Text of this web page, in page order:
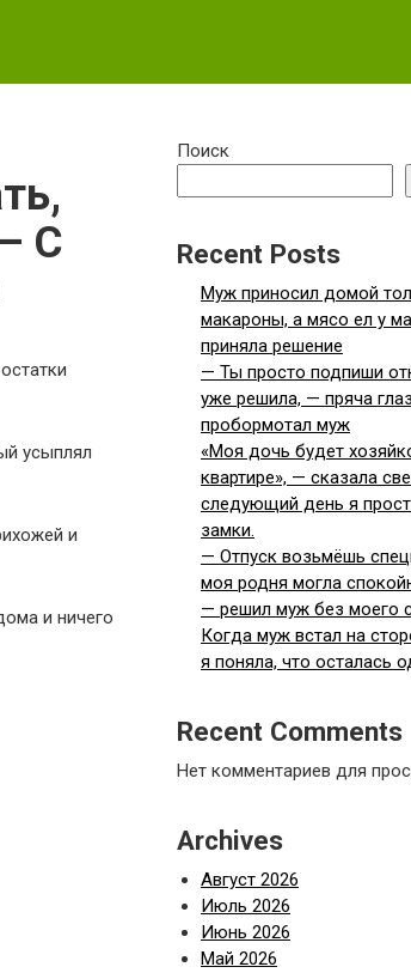
С
усыплял
и
и ничего
Поиск
Recent Posts
Муж приносил домой
макароны, а мясо ел у
приняла решение
— Ты просто подпиши
уже решила, — пряча
пробормотал муж
«Моя дочь будет
квартире», — сказала
следующий день я
замки.
— Отпуск возьмёшь
моя родня могла
— решил муж без моего
Когда муж встал на
я поняла, что осталась
Recent Comments
Нет комментариев для
Archives
Август 2026
Июль 2026
Июнь 2026
Май 2026